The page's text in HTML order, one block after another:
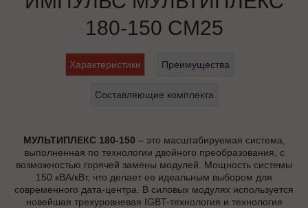
180-150 СМ25
Характеристики Преимущества
Составляющие комплекта
МУЛЬТИПЛЕКС 180-150 – это масштабируемая система,
выполненная по технологии двойного преобразования, с
возможностью горячей замены модулей. Мощность системы
150 кВА/кВт, что делает ее идеальным выбором для
современного дата-центра. В силовых модулях используется
новейшая трехуровневая IGBT-технология и технология